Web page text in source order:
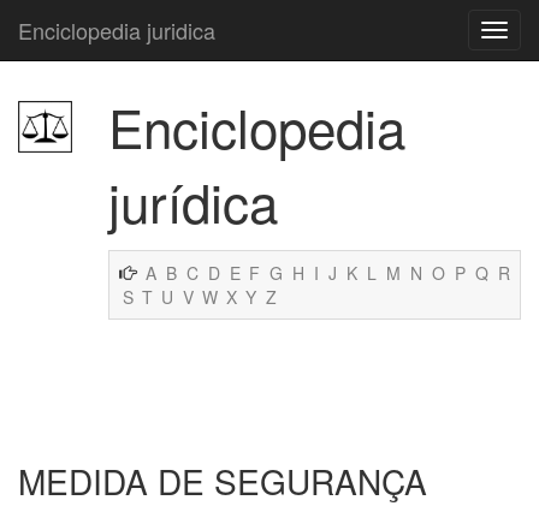
Enciclopedia juridica
Enciclopedia
jurídica
A B C D E F G H I J K L M N O P Q R
S T U V W X Y Z
MEDIDA DE SEGURANÇA